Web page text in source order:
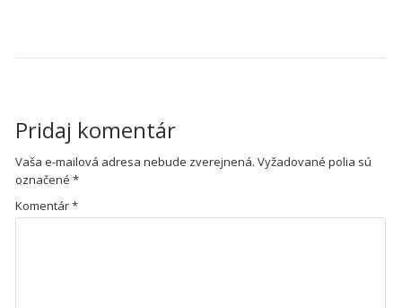
Pridaj komentár
Vaša e-mailová adresa nebude zverejnená. Vyžadované polia sú
označené *
Komentár*